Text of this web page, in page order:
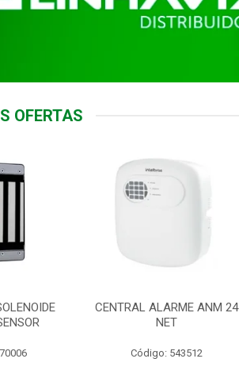
OFERTAS
CENTRAL ALARME ANM 24
NET
Código: 543512